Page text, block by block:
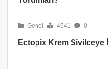
Genel 4541 0
Ectopix Krem Sivilceye